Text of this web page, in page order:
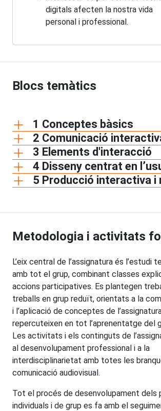
digitals afecten la nostra vida
personal i professional.
Blocs temàtics
1 Conceptes bàsics
2 Comunicació
3 Elements d'interacció
4 Disseny centrat en
5 Producció interactiva i
Metodologia i activitats
L’eix central de l’assignatura és l’estudi
amb tot el grup, combinant classes
accions participatives. Es plantegen
treballs en grup reduït, orientats a la
i l’aplicació de conceptes de
repercuteixen en tot l’aprenentatge del
Les activitats i els continguts de
al desenvolupament professional i a la
interdisciplinarietat amb totes les
comunicació audiovisual.
Tot el procés de desenvolupament dels
individuals i de grup es fa amb el